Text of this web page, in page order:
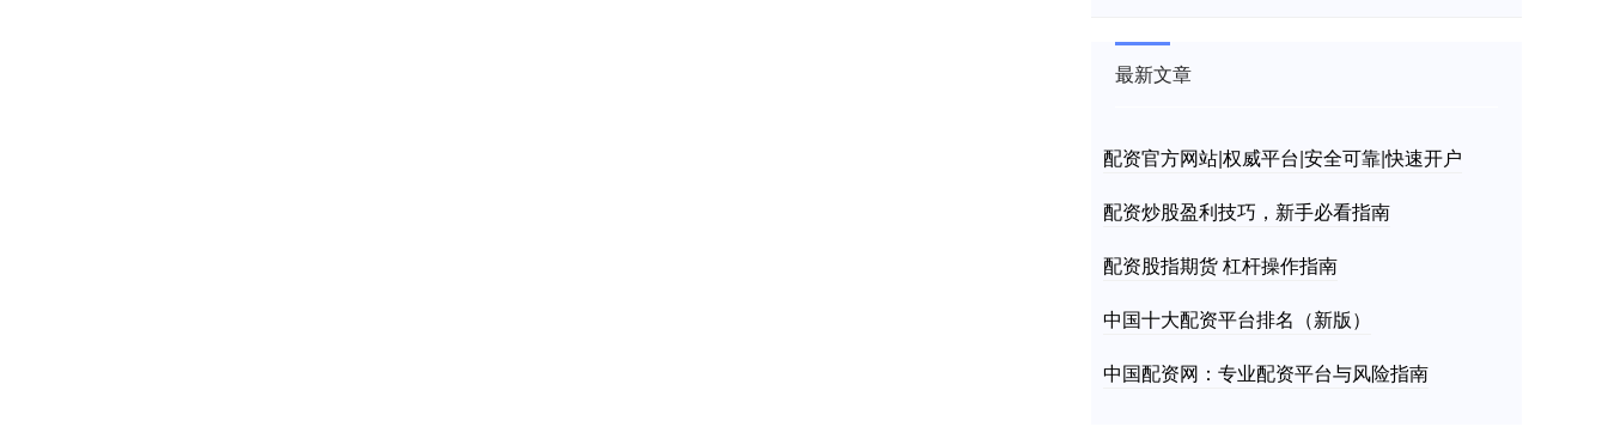
最新文章
配资官方网站|权威平台|安全可靠|快速开户
配资炒股盈利技巧，新手必看指南
配资股指期货 杠杆操作指南
中国十大配资平台排名（新版）
中国配资网：专业配资平台与风险指南